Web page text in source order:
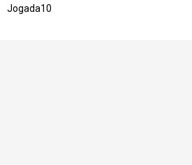
Jogada10